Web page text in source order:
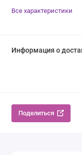
Все характеристики
Информация о
Поделиться